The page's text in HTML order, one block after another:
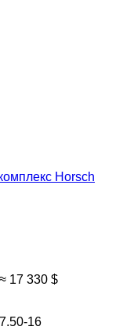
Horsch
≈ 17 330 $
7.50-16